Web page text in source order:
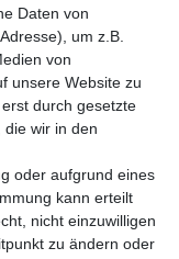
Daten von
um z.B.
von
unsere Website zu
durch gesetzte
die wir in den
oder aufgrund eines
kann erteilt
nicht einzuwilligen
zu ändern oder